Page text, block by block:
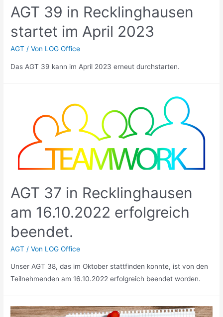
AGT 39 in Recklinghausen
startet im April 2023
AGT / Von LOG Office
Das AGT 39 kann im April 2023 erneut durchstarten.
AGT 37 in Recklinghausen
am 16.10.2022 erfolgreich
beendet.
AGT / Von LOG Office
Unser AGT 38, das im Oktober stattfinden konnte, ist von den
Teilnehmenden am 16.10.2022 erfolgreich beendet worden.